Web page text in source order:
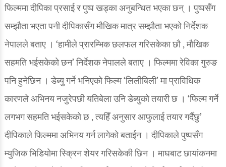
गसिप
समिक्षा
फेशन / सौन्दर्य
रङ्गमञ्च
अन्तर्वार्ता
ग्यालरी
इभेन्ट ग्यालरी
फिल्ममा दीपिका प्रसाई र पुष्प खड्का अनुबन्धित भएका छन् । पुष्पसँग
सम्झौता भएता पनी दीपिकासँग मौखिक मात्र सम्झौता भएको निर्देशक
नेपालले बताए । ‘हामीले प्रारम्भिक छलफल गरिसकेका छौ , मौखिक
सहमति भईसकेको छन’ निर्देशक नेपालले बताए । फिल्ममा रेविका गुरुङ
पनि हुनेछिन । डेब्यु गर्ने भनिएको फिल्म ‘लिलीबिली’ मा प्राविधिक
कारणले अभिनय नजुरेपछी यतिबेला उनि डेब्युको तयारी छ । ‘फिल्म गर्ने
लगभग सहमति भईसकेको छ , त्यहिँ अनुसार आफुलाई तयार गर्दैछु’
दीपिकाले फिल्ममा अभिनय गर्न लागेको बताईन । दीपिकाले पुष्पसँग
म्युजिक भिडियोमा स्क्रिन शेयर गरिसकेकी छिन । माघबाट छायांकनमा